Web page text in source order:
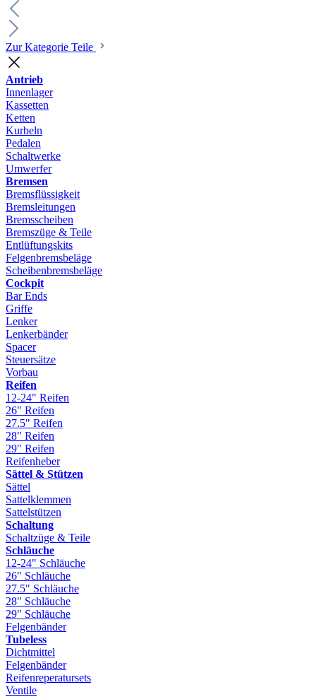
Zur Kategorie Teile
Antrieb
Innenlager
Kassetten
Ketten
Kurbeln
Pedalen
Schaltwerke
Umwerfer
Bremsen
Bremsflüssigkeit
Bremsleitungen
Bremsscheiben
Bremszüge & Teile
Entlüftungskits
Felgenbremsbeläge
Scheibenbremsbeläge
Cockpit
Bar Ends
Griffe
Lenker
Lenkerbänder
Spacer
Steuersätze
Vorbau
Reifen
12-24" Reifen
26" Reifen
27.5" Reifen
28" Reifen
29" Reifen
Reifenheber
Sättel & Stützen
Sättel
Sattelklemmen
Sattelstützen
Schaltung
Schaltzüge & Teile
Schläuche
12-24" Schläuche
26" Schläuche
27.5" Schläuche
28" Schläuche
29" Schläuche
Felgenbänder
Tubeless
Dichtmittel
Felgenbänder
Reifenreperatursets
Ventile